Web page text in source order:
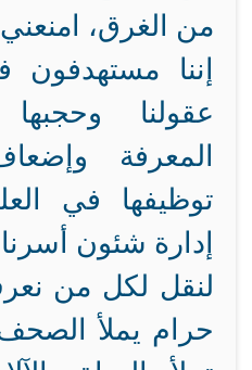
من الغرق،
إننا مستهدفون
عقولنا
المعرفة
توظيفها في
إدارة شئون
لنقل لكل من
حرام يملأ الصحف